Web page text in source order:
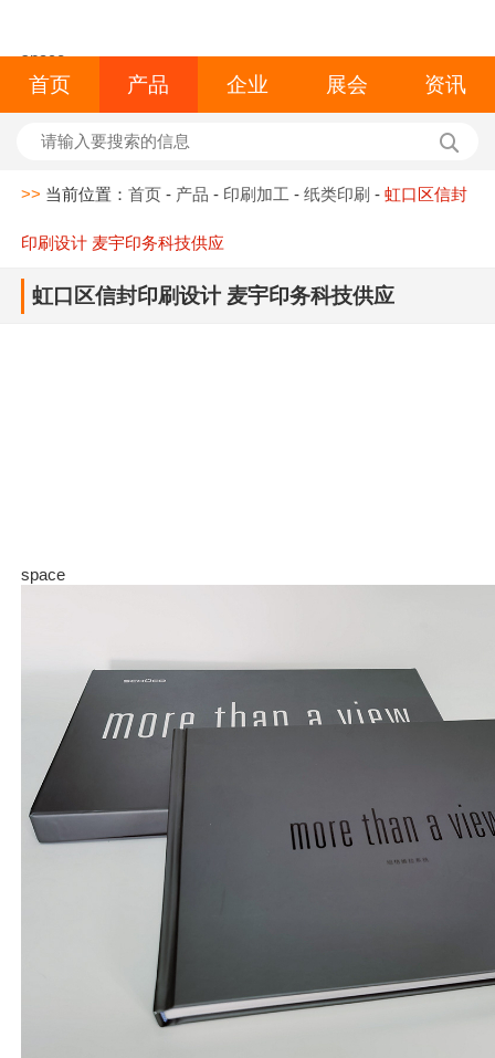
space
首页 产品 企业 展会 资讯
>> 当前位置：首页 - 产品 - 印刷加工 -纸类印刷 -虹口区信封
印刷设计 麦宇印务科技供应
虹口区信封印刷设计 麦宇印务科技供应
space